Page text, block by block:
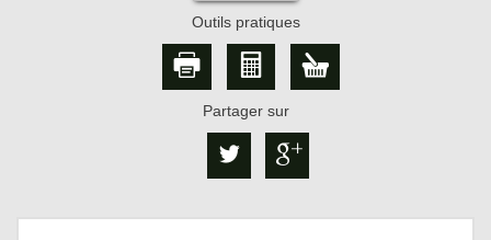
Outils pratiques
Partager sur